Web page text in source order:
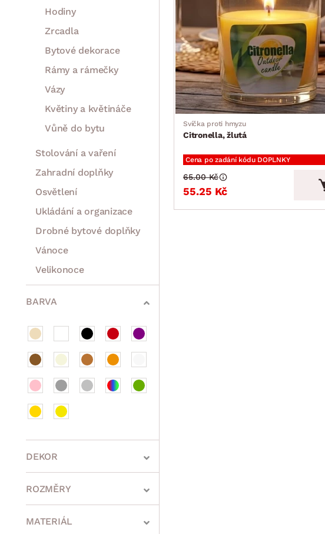
Hodiny
Zrcadla
Bytové dekorace
Rámy a rámečky
Vázy
Květiny a květináče
Vůně do bytu
Stolování a vaření
Zahradní doplňky
Osvětlení
Ukládání a organizace
Drobné bytové doplňky
Vánoce
Velikonoce
Sedací soupravy a pohovky
Sestavy a stěny
Drobný nábytek
Spotřebiče
BARVA
DEKOR
ROZMĚRY
MATERIÁL
Svíčka proti hmyzu
Citronella, žlutá
Cena po zadání kódu DOPLNKY
55.25 Kč
65.00 Kč